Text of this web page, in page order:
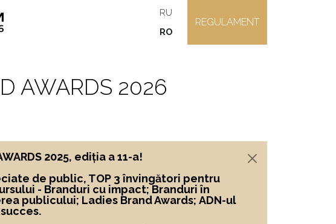
RU
RO
REGULAMENT
AWARDS 2026
2025, ediția a 11-a!
de public, TOP 3 învingători pentru
- Branduri cu impact; Branduri în
publicului; Ladies Brand Awards; ADN-ul